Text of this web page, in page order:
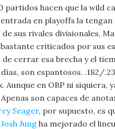
partidos hacen que la wild
en playoffs la
sus rivales divisionales,
bastante criticados por sus
cerrar esa brecha y el
son espantosos. .182/
Aunque en OBP ni siquiera,
son capaces de
Seager, por supuesto, es
Josh Jung ha mejorado el